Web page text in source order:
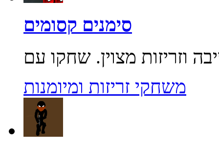
סימנים קסומים
משחקי זריזות ומיומנות